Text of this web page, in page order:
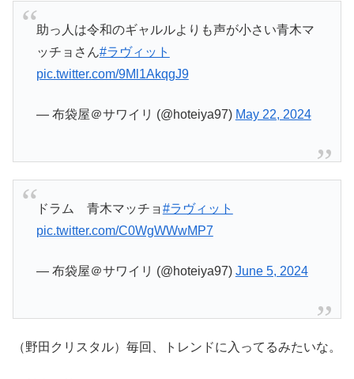
助っ人は令和のギャルルよりも声が小さい青木マ
ッチョさん#ラヴィット
pic.twitter.com/9Ml1AkqgJ9
— 布袋屋＠サワイリ (@hoteiya97) May 22, 2024
ドラム 青木マッチョ#ラヴィット
pic.twitter.com/C0WgWWwMP7
— 布袋屋＠サワイリ (@hoteiya97) June 5, 2024
（野田クリスタル）毎回、トレンドに入ってるみたいな。